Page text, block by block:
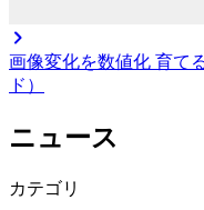
画像変化を数値化 育て
ド）
ニュース
カテゴリ